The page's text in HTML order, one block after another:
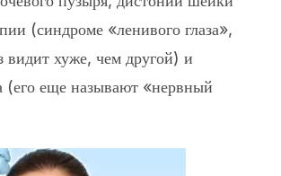
(синдроме «ленивого глаза»,
видит хуже, чем другой) и
(его еще называют «нервный